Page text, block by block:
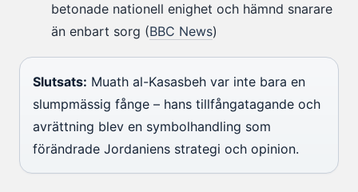
betonade nationell enighet och hämnd snarare
än enbart sorg (BBC News)
Slutsats: Muath al-Kasasbeh var inte bara en
slumpmässig fånge – hans tillfångatagande och
avrättning blev en symbolhandling som
förändrade Jordaniens strategi och opinion.